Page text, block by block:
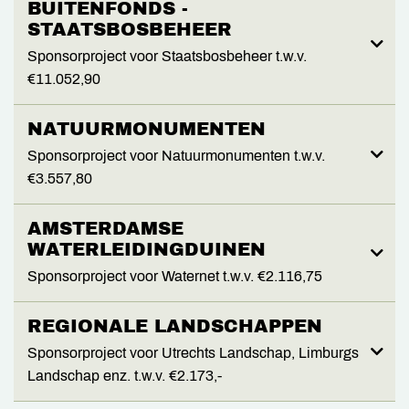
BUITENFONDS -
STAATSBOSBEHEER
Sponsorproject voor Staatsbosbeheer t.w.v.
€11.052,90
NATUURMONUMENTEN
Sponsorproject voor Natuurmonumenten t.w.v.
€3.557,80
AMSTERDAMSE
WATERLEIDINGDUINEN
Sponsorproject voor Waternet t.w.v. €2.116,75
REGIONALE LANDSCHAPPEN
Sponsorproject voor Utrechts Landschap, Limburgs
Landschap enz. t.w.v. €2.173,-